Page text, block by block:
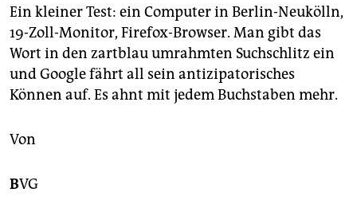
Ein kleiner Test: ein Computer in Berlin-Neukölln,
19-Zoll-Monitor, Firefox-Browser. Man gibt das
Wort in den zartblau umrahmten Suchschlitz ein
und Google fährt all sein antizipatorisches
Können auf. Es ahnt mit jedem Buchstaben mehr.
Von
BVG